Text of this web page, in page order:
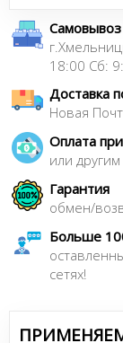
Самовывоз
18:00 Сб:
Доставка
Новая
Оплата
или
Гарантия
обмен/
Больше
сетях!